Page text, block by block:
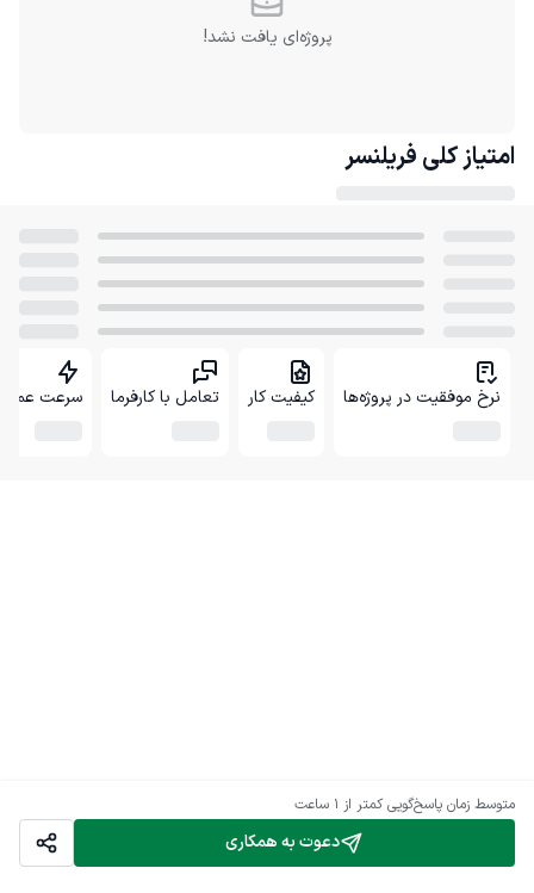
دعوت به همکاری
متوسط زمان پاسخ‌گویی کمتر از 1 ساعت
پروژه‌ای یافت نشد!
امتیاز کلی فریلنسر
نرخ موفقیت در پروژه‌ها کیفیت کار تعامل با کارفرما سرعت عمل